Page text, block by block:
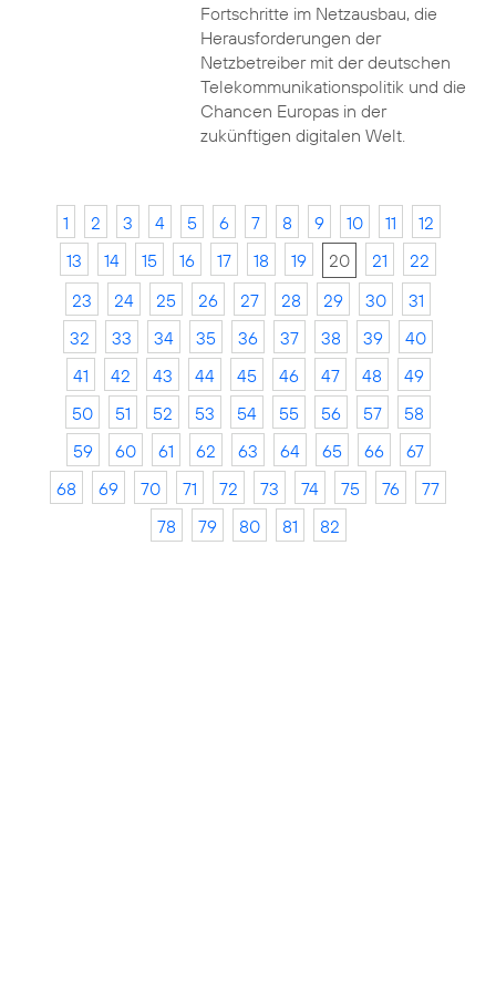
Fortschritte im Netzausbau, die
Herausforderungen der
Netzbetreiber mit der deutschen
Telekommunikationspolitik und die
Chancen Europas in der
zukünftigen digitalen Welt.
1 2 3 4 5 6 7 8 9 10 11
12
13
14 15 16 17 18 19 20 21
22
23
24 25 26 27 28 29 30
31
32
33 34 35 36 37 38 39
40
41
42 43 44 45 46 47 48
49
50
51 52 53 54 55 56 57
58
59
60 61 62 63 64 65 66
67
68
69 70 71 72 73 74 75 76
77
78
79 80 81 82